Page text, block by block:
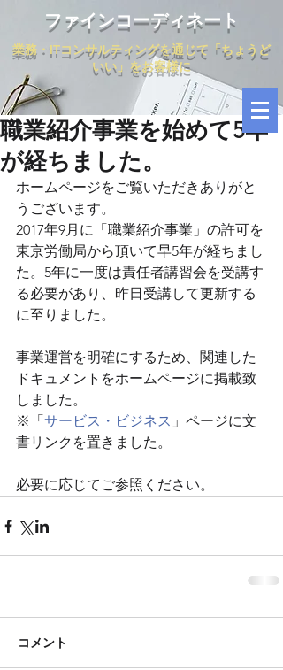
ファインコーディネート
業務・ITコンサルティングを通じて「ちょうど
いい」をお客様に
職業紹介事業を始めて5年
が経ちました。
ホームページをご覧いただきありがと
うございます。
2017年9月に「職業紹介事業」の許可を
東京労働局から頂いて早5年が経ちまし
た。5年に一度は責任者講習会を受講す
る必要があり、昨日受講して更新する
に至りました。
事業運営を明確にするため、関連した
ドキュメントをホームページに掲載致
しました。
※「サービス・ビジネス 」ページに文
書リンクを置きました。
必要に応じてご参照ください。
コメント